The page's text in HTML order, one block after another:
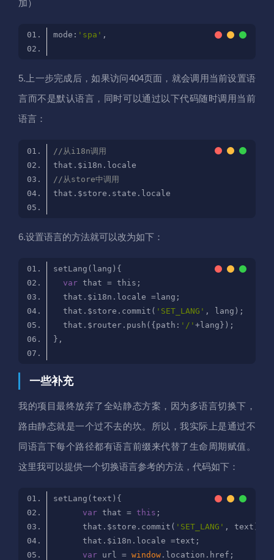
加）
mode: 'spa'
5.上一步完成后，如果访问404页面，就会调用当前设置语
言而不是默认语言，同时可以通过以下代码随时调用当前
语言：
//从i18n调用
//从store中调用
6.设置语言的方法就可以改为如下：
var
  that.$store.commit(
'SET_LANG'
  that.$router.push({path:
'/'
一些补充
我的项目最终放弃了全站静态方案，因为多语言切换下，
路由静态就是一个过不去的坎。所以，我实际上是通过不
同语言下每个路径都有语言前缀来代替了生命周期赋值。
这里我可以提供一个切换语言参考的方法，代码如下：
var that = this
      that.$store.commit(
'SET_LANG'
var url = window